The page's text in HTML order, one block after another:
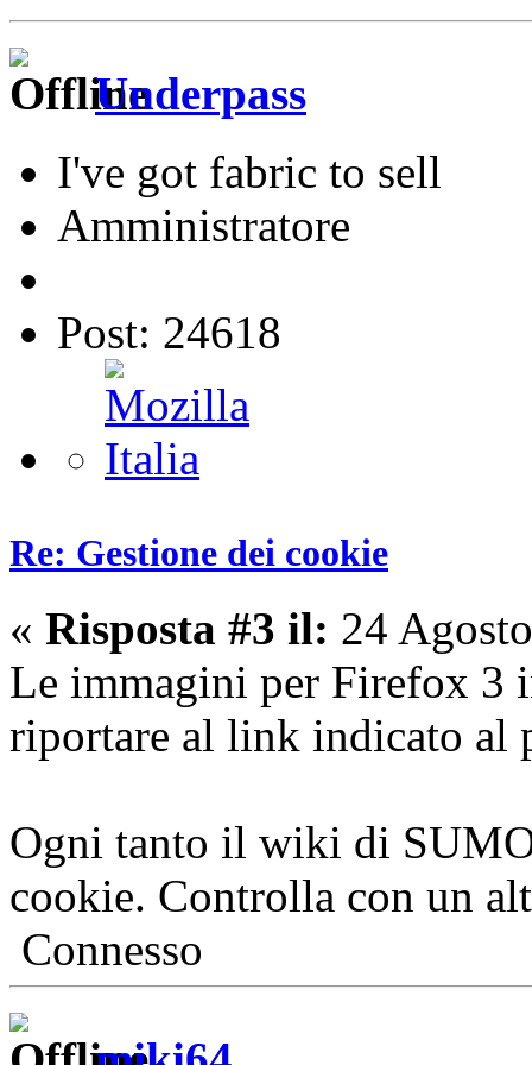
Underpass
I've got fabric to sell
Amministratore
Post: 24618
Re: Gestione dei cookie
« Risposta #3 il: 24
Le immagini per Firefox 3
riportare al link indicato al
Ogni tanto il wiki di
cookie. Controlla con un
Connesso